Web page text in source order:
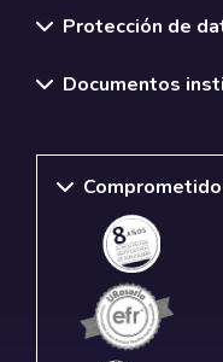
Protección de
Documentos